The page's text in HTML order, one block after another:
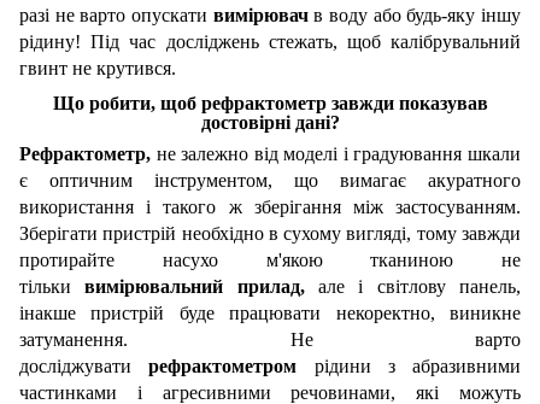
разі не варто опускати вимірювачв воду або будь-яку іншу
рідину! Під час досліджень стежать, щоб калібрувальний
гвинт не крутився.
Що робити, щоб рефрактометрзавжди показував
достовірні дані?
Рефрактометр, не залежно від моделі і градуювання шкали
є оптичним інструментом, що вимагає акуратного
використання і такого ж зберігання між застосуванням.
Зберігати пристрій необхідно в сухому вигляді, тому завжди
протирайте насухо м'якою тканиною не
тількивимірювальний прилад,але і світлову панель,
інакше пристрій буде працювати некоректно, виникне
затуманення. Не варто
досліджуватирефрактометром рідини з абразивними
частинками і агресивними речовинами, які можуть